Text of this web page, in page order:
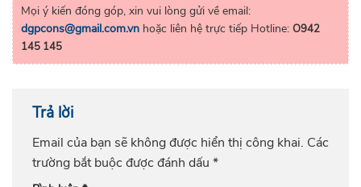
Mọi ý kiến đóng góp, xin vui lòng gửi về email:
dgpcons@gmail.com.vn hoặc liên hệ trực tiếp Hotline: O942
145 145
Trả lời
Email của bạn sẽ không được hiển thị công khai. Các
trường bắt buộc được đánh dấu *